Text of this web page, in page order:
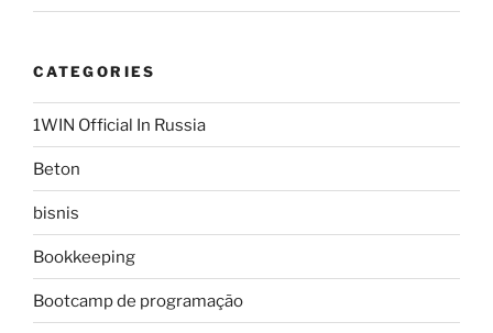
CATEGORIES
1WIN Official In Russia
Beton
bisnis
Bookkeeping
Bootcamp de programação